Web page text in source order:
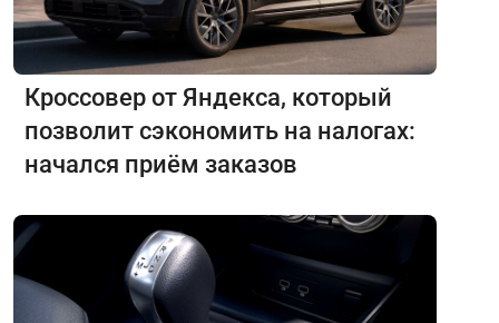
Кроссовер от Яндекса, который
позволит сэкономить на налогах:
начался приём заказов